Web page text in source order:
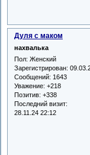
Дуля с маком
нахвалька
Пол: Женский
Зарегистрирован:
Сообщений: 1643
Уважение: +218
Позитив: +338
Последний визит:
28.11.24 22:12